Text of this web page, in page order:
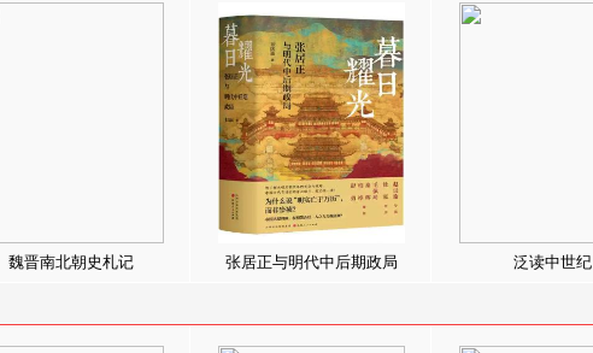
魏晋南北朝史札记 张居正与明代中后期政局 泛读中世纪